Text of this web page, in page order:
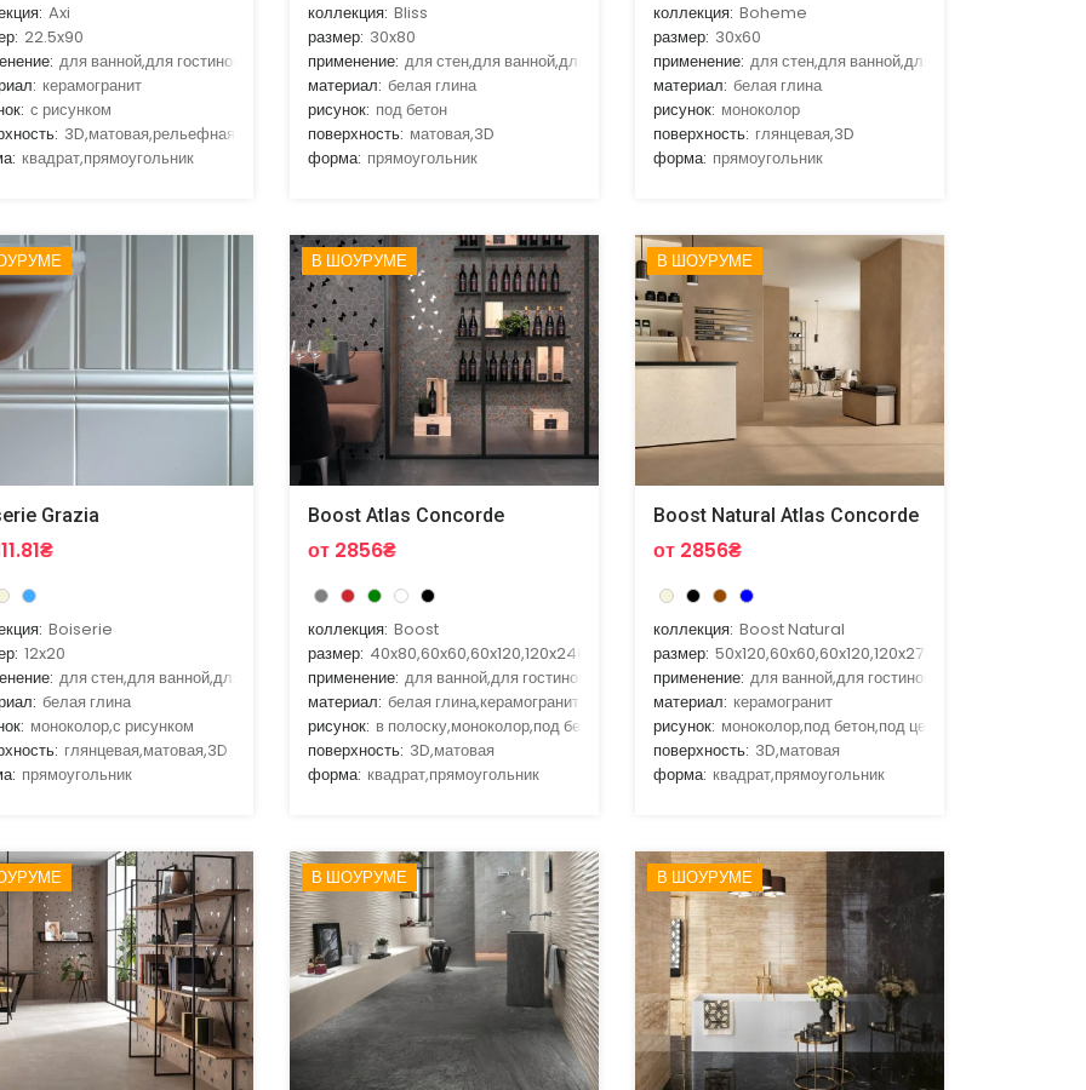
Axi
22.5x90
для ванной,для гостиной,для кухни,для улицы,для фасада
керамогранит
с рисунком
3D,матовая,рельефная
квадрат,прямоугольник
коллекция: Bliss
размер: 30x80
применение: для стен,для ванной,для кухни
материал: белая глина
рисунок: под бетон
поверхность: матовая,3D
форма: прямоугольник
коллекция: Boheme
размер: 30x60
применение: для стен,для ванной,для кухни
материал: белая глина
рисунок: моноколор
поверхность: глянцевая,3D
форма: прямоугольник
Grazia
Boiserie
12x20
для стен,для ванной,для гостиной,для кухни
белая глина
моноколор,с рисунком
глянцевая,матовая,3D
прямоугольник
В ШОУРУМЕ
Boost Atlas Concorde
от 2856₴
коллекция: Boost
размер: 40x80,60x60,60x120,120x240,120x278
применение: для ванной,для гостиной,для улицы,для фасада
материал: белая глина,керамогранит
рисунок: в полоску,моноколор,под бетон,под мозаику
поверхность: 3D,матовая
форма: квадрат,прямоугольник
В ШОУРУМЕ
Boost Natural Atlas Concorde
от 2856₴
коллекция: Boost Natural
размер: 50x120,60x60,60x120,120x278
применение: для ванной,для гостиной,для улицы,для
материал: керамогранит
рисунок: моноколор,под бетон,под цемент
поверхность: 3D,матовая
форма: квадрат,прямоугольник
В ШОУРУМЕ В ШОУРУМЕ